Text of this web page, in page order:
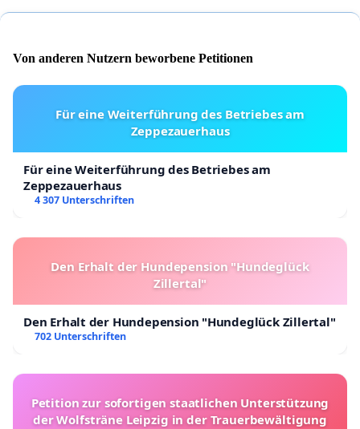
Von anderen Nutzern beworbene Petitionen
Für eine Weiterführung des Betriebes am
Zeppezauerhaus
Für eine Weiterführung des Betriebes am
Zeppezauerhaus
4 307 Unterschriften
Den Erhalt der Hundepension "Hundeglück
Zillertal"
Den Erhalt der Hundepension "Hundeglück Zillertal"
702 Unterschriften
Petition zur sofortigen staatlichen Unterstützung
der Wolfsträne Leipzig in der Trauerbewältigung